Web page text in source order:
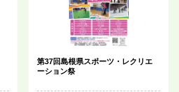
第37回島根県スポーツ・レクリエ
ーション祭